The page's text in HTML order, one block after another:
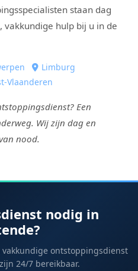
staan dag
vakkundige hulp bij u in de
Limburg
Vlaanderen
Een
Wij zijn dag en
nood.
nodig in
ontstoppingsdienst
24/7 bereikbaar.